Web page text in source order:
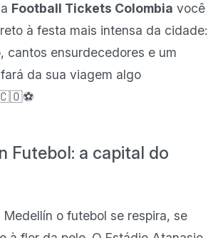
Football Tickets Colombia você
à festa mais intensa da cidade:
cantos ensurdecedores e um
da sua viagem algo
🇨🇴⚽
Futebol: a capital do
Medellín o futebol se respira, se